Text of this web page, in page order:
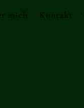
mich Kontakt